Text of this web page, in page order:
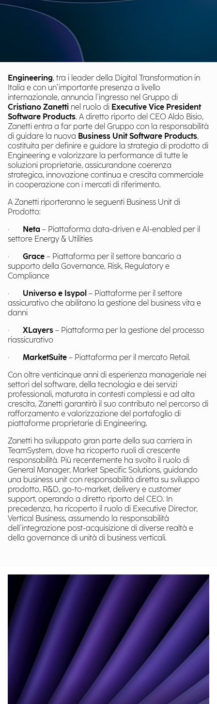
Engineering, tra i leader della Digital Transformation in
Italia e con un’importante presenza a livello
internazionale, annuncia l'ingresso nel Gruppo di
Cristiano Zanetti nel ruolo di Executive Vice President
Software Products. A diretto riporto del CEO Aldo Bisio,
Zanetti entra a far parte del Gruppo con la responsabilità
di guidare la nuova Business Unit Software Products,
costituita per definire e guidare la strategia di prodotto di
Engineering e valorizzare la performance di tutte le
soluzioni proprietarie, assicurandone coerenza
strategica, innovazione continua e crescita commerciale
in cooperazione con i mercati di riferimento.
A Zanetti riporteranno le seguenti Business Unit di
Prodotto:
· Neta – Piattaforma data-driven e AI-enabled per il
settore Energy & Utilities
· Grace – Piattaforma per il settore bancario a
supporto della Governance, Risk, Regulatory e
Compliance
· Universo e Isypol – Piattaforme per il settore
assicurativo che abilitano la gestione del business vita e
danni
· XLayers – Piattaforma per la gestione del processo
riassicurativo
· MarketSuite – Piattaforma per il mercato Retail.
Con oltre venticinque anni di esperienza manageriale nei
settori del software, della tecnologia e dei servizi
professionali, maturata in contesti complessi e ad alta
crescita, Zanetti garantirà il suo contributo nel percorso di
rafforzamento e valorizzazione del portafoglio di
piattaforme proprietarie di Engineering.
Zanetti ha sviluppato gran parte della sua carriera in
TeamSystem, dove ha ricoperto ruoli di crescente
responsabilità. Più recentemente ha svolto il ruolo di
General Manager, Market Specific Solutions, guidando
una business unit con responsabilità diretta su sviluppo
prodotto, R&D, go-to-market, delivery e customer
support, operando a diretto riporto del CEO. In
precedenza, ha ricoperto il ruolo di Executive Director,
Vertical Business, assumendo la responsabilità
dell'integrazione post-acquisizione di diverse realtà e
della governance di unità di business verticali.